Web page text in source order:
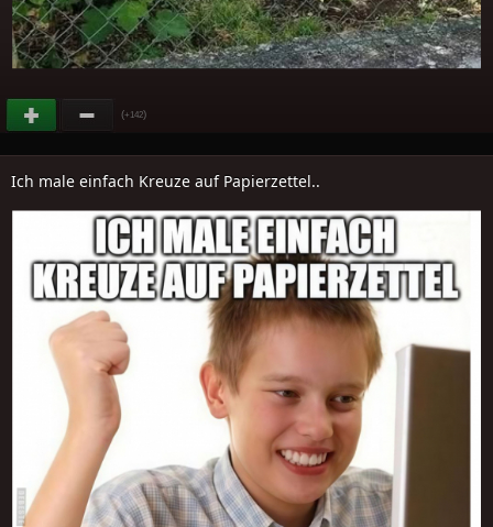
(+142)
Ich male einfach Kreuze auf Papierzettel..